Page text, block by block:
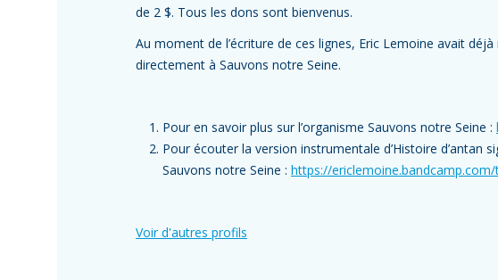
de 2 $. Tous les dons sont bienvenus.
Au moment de l’écriture de ces lignes, Eric Lemoine avait
directement à Sauvons notre Seine.
Pour en savoir plus sur l’organisme Sauvons notre Seine :
Pour écouter la version instrumentale d’Histoire d’antan
Sauvons notre Seine : https://
Voir d'autres profils